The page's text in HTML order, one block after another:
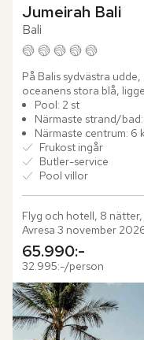
Jumeirah Bali
Bali
På Balis sydvästra
oceanens stora blå,
bestående av villor,
Pool: 2 st
Närmaste strand/
Närmaste centrum: 6
Frukost ingår
Butler-service
Pool villor
Flyg och hotell, 8 nätter,
Avresa 3 november
65.990:-
32.995:-/person